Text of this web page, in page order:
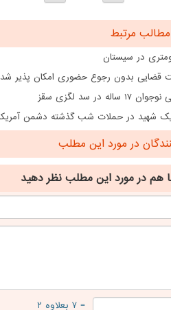
مطالب مرتبط
قضایی بدون رجوع حضوری امکان پذیر شد
در سد لگزی سقز
در مورد این مطلب
هم در مورد این مطلب نظر دهید
= ۷ بعلاوه ۲